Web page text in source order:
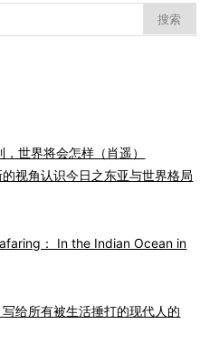
世界将会怎样（肖遥）
视角认识今日之东亚与世界格局
： In the Indian Ocean in
给所有被生活捶打的现代人的